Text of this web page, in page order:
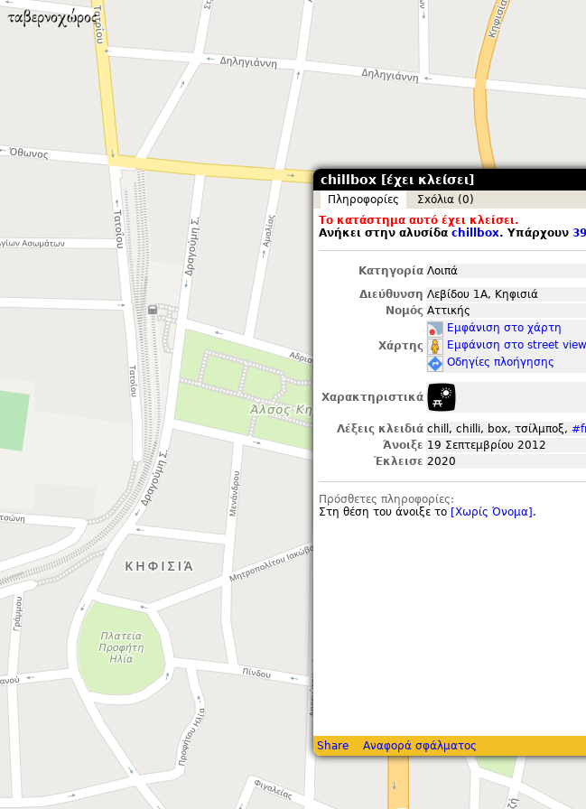
chillbox [έχει κλείσει]
Πληροφορίες
Σxόλια (0)
Το κατάστημα αυτό έχει κλείσει.
Ανήκει στην αλυσίδα chillbox. Υπάρχουν
Κατηγορία Λοιπά
Διεύθυνση Λεβίδου 1Α, Κηφισιά
Νομός Αττικής
Χάρτης
Εμφάνιση στο χάρτη
Εμφάνιση στο street view
Οδηγίες πλοήγησης
Χαρακτηριστικά
Λέξεις κλειδιά chill, chilli, box, τσίλμποξ,
Άνοιξε 19 Σεπτεμβρίου 2012
Έκλεισε 2020
Πρόσθετες πληροφορίες:
Στη θέση του άνοιξε το [Χωρίς Όνομα] .
Share Αναφορά σφάλματος